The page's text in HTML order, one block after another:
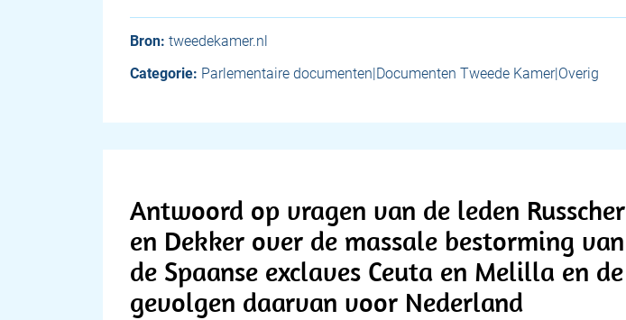
Bron: tweedekamer.nl
Categorie: Parlementaire documenten|Documenten Tweede Kamer|Overig
Antwoord op vragen van de leden Russcher
en Dekker over de massale bestorming van
de Spaanse exclaves Ceuta en Melilla en de
gevolgen daarvan voor Nederland